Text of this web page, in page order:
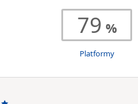
79
Platformy